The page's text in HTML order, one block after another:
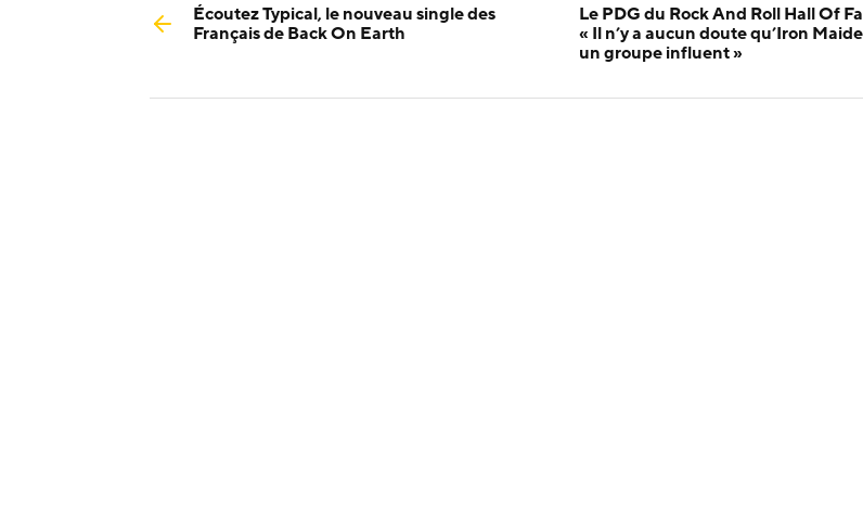
Écoutez Typical, le nouveau single des
Français de Back On Earth
Le PDG du Rock And Roll Hall Of
« Il n’y a aucun doute qu’Iron
un groupe influent »